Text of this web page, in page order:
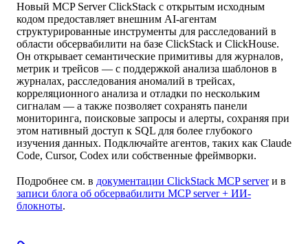
Новый MCP Server ClickStack с открытым исходным
кодом предоставляет внешним AI-агентам
структурированные инструменты для расследований в
области обсервабилити на базе ClickStack и ClickHouse.
Он открывает семантические примитивы для журналов,
метрик и трейсов — с поддержкой анализа шаблонов в
журналах, расследования аномалий в трейсах,
корреляционного анализа и отладки по нескольким
сигналам — а также позволяет сохранять панели
мониторинга, поисковые запросы и алерты, сохраняя при
этом нативный доступ к SQL для более глубокого
изучения данных. Подключайте агентов, таких как Claude
Code, Cursor, Codex или собственные фреймворки.
Подробнее см. в документации ClickStack MCP serverи в
записи блога об обсервабилити MCP server + ИИ-
блокноты.